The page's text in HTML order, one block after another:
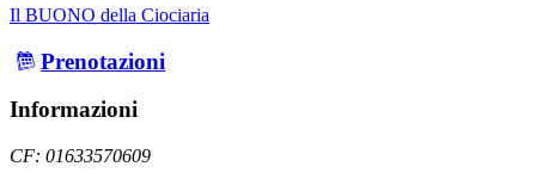
Il BUONO della Ciociaria
Prenotazioni
Informazioni
CF: 01633570609